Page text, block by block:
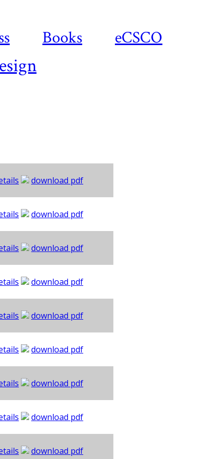
Books eCSCO
download pdf
download pdf
download pdf
download pdf
download pdf
download pdf
download pdf
download pdf
download pdf